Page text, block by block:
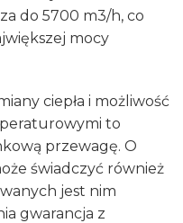
do 5700 m3/h, co
mocy
ciepła i możliwość
to
przewagę. O
świadczyć również
jest nim
gwarancja z